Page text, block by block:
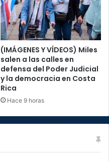
(IMÁGENES Y VÍDEOS) Miles
salen a las calles en
defensa del Poder Judicial
y la democracia en Costa
Rica
Hace 9 horas